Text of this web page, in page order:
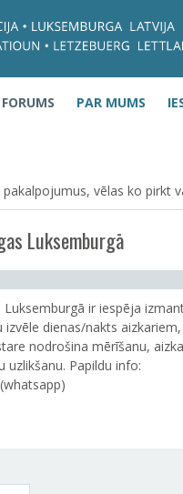
FORUMS PAR MUMS
vēlas ko pirkt
Luksemburgā
ir iespēja
dienas/nakts
nodrošina mērīšanu,
uzlikšanu. Papildu info: